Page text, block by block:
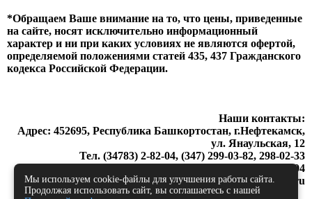
*Обращаем Ваше внимание на то, что цены, приведенные
на сайте, носят исключительно информационный
характер и ни при каких условиях не являются офертой,
определяемой положениями статей 435, 437 Гражданского
кодекса Российской Федерации.
Наши контакты:
Адрес: 452695, Республика Башкортостан, г.Нефтекамск,
ул. Янаульская, 12
Тел. (34783) 2-82-04, (347) 299-03-82, 298-02-33
Факс (34783) 2-82-04
artprotek@mail.ru
Мы используем cookie-файлы для улучшения работы сайта.
Продолжая использовать сайт, вы соглашаетесь с нашей